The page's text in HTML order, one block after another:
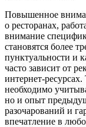
Повышенное
о ресторанах,
внимание
становятся более
пунктуальности и
часто зависит от
интернет-
необходимо
но и опыт
разочарований и
впечатление в